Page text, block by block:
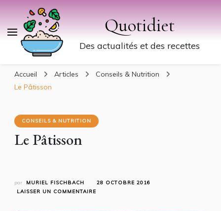
Quotidiet
Des actualités et des recettes
Accueil Articles
Conseils & Nutrition
Le Pâtisson
CONSEILS & NUTRITION
Le Pâtisson
par MURIEL FISCHBACH
28 OCTOBRE 2016
LAISSER UN COMMENTAIRE